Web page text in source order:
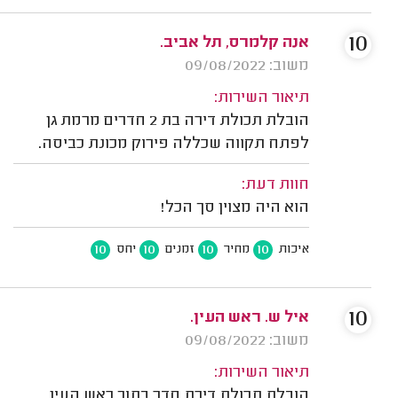
אנה קלמרס, תל אביב.
משוב: 09/08/2022
תיאור השירות:
הובלת תכולת דירה בת 2 חדרים מרמת גן
לפתח תקווה שכללה פירוק מכונת כביסה.
חוות דעת:
הוא היה מצוין סך הכל!
איכות 10 מחיר 10 זמנים 10 יחס 10
10
איל ש. ראש העין.
משוב: 09/08/2022
תיאור השירות:
10